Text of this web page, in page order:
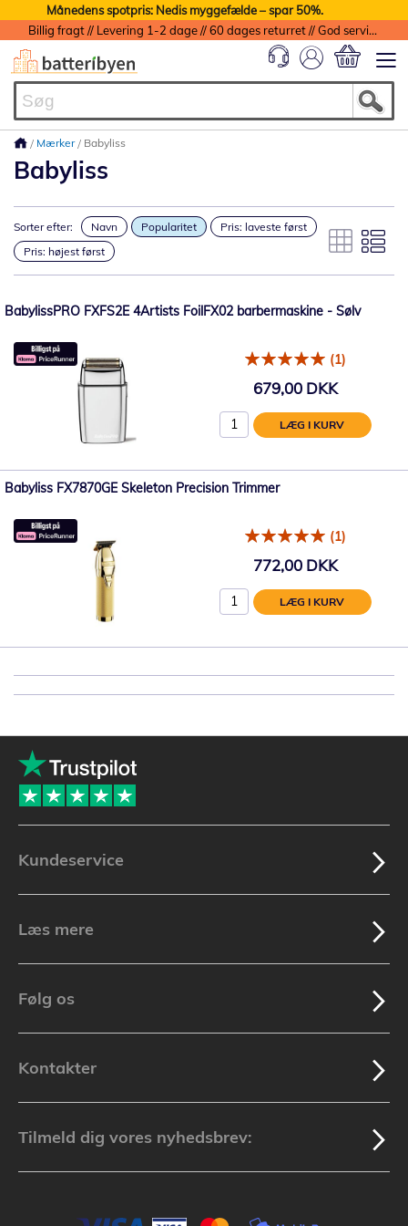
Månedens spotpris: Nedis myggefælde – spar 50%.
Billig fragt // Levering 1-2 dage // 60 dages returret // God service med garanti
Mærker Babyliss
Babyliss
Sorter efter: Navn Popularitet
Pris: laveste først
Pris: højest først
BabylissPRO FXFS2E 4Artists FoilFX02 barbermaskine - Sølv
(1)
679,00 DKK
LÆG I KURV
Babyliss FX7870GE Skeleton Precision Trimmer
(1)
772,00 DKK
LÆG I KURV
Kundeservice
Læs mere
Følg os
Kontakter
Tilmeld dig vores nyhedsbrev: